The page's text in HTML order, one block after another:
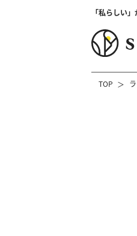
「私らしい
TOP